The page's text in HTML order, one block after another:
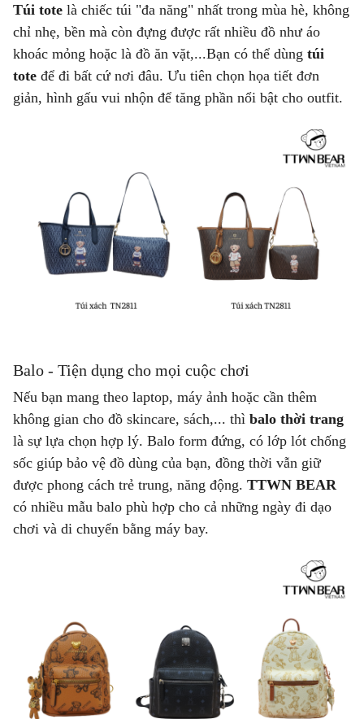
Túi tote là chiếc túi "đa năng" nhất trong mùa hè, không
chỉ nhẹ, bền mà còn đựng được rất nhiều đồ như áo
khoác mỏng hoặc là đồ ăn vặt,...Bạn có thể dùng túi
tote để đi bất cứ nơi đâu. Ưu tiên chọn họa tiết đơn
giản, hình gấu vui nhộn để tăng phần nổi bật cho outfit.
Balo - Tiện dụng cho mọi cuộc chơi
Nếu bạn mang theo laptop, máy ảnh hoặc cần thêm
không gian cho đồ skincare, sách,... thì balo thời trang
là sự lựa chọn hợp lý. Balo form đứng, có lớp lót chống
sốc giúp bảo vệ đồ dùng của bạn, đồng thời vẫn giữ
được phong cách trẻ trung, năng động. TTWN BEAR
có nhiều mẫu balo phù hợp cho cả những ngày đi dạo
chơi và di chuyển bằng máy bay.